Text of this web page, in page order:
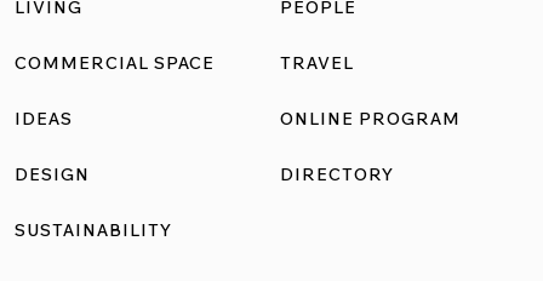
LIVING
COMMERCIAL SPACE
IDEAS
DESIGN
SUSTAINABILITY
PEOPLE
TRAVEL
ONLINE PROGRAM
DIRECTORY